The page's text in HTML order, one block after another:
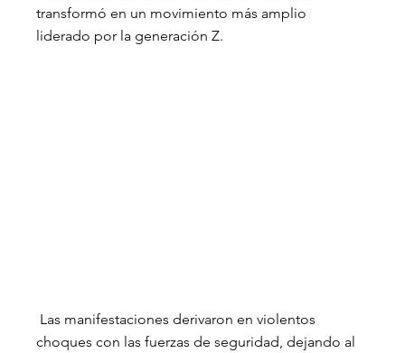
transformó en un movimiento más amplio
liderado por la generación Z.
choques con las fuerzas de seguridad, dejando al